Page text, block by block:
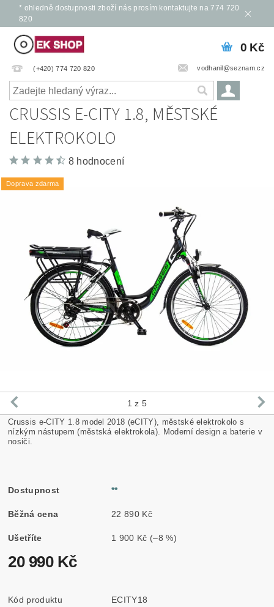
* ohledně dostupnosti zboží nás prosím kontaktujte na 774 720
820
(+420) 774 720 820 vodhanil@seznam.cz
0 Kč
CRUSSIS E-CITY 1.8, MĚSTSKÉ
ELEKTROKOLO
8 hodnocení
Doprava zdarma
1 z 5
Crussis e-CITY 1.8 model 2018 (eCITY), městské elektrokolo s
nízkým nástupem (městská elektrokola). Moderní design a baterie v
nosiči.
Dostupnost **
Běžná cena 22 890 Kč
Ušetříte 1 900 Kč (–8 %)
20 990 Kč
Kód produktu ECITY18